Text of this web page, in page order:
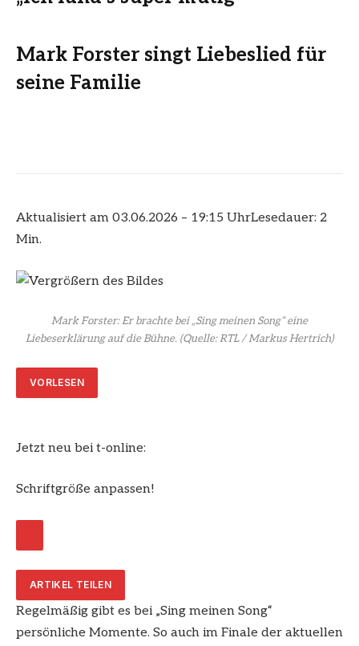
Mark Forster singt Liebeslied für
seine Familie
Aktualisiert am 03.06.2026 – 19:15 UhrLesedauer: 2
Min.
Mark Forster: Er brachte bei „Sing meinen Song“ eine
Liebeserklärung auf die Bühne.(Quelle: RTL / Markus Hertrich)
VORLESEN
Jetzt neu bei t-online:
Schriftgröße anpassen!
ARTIKEL TEILEN
Regelmäßig gibt es bei „Sing meinen Song“
persönliche Momente. So auch im Finale der aktuellen